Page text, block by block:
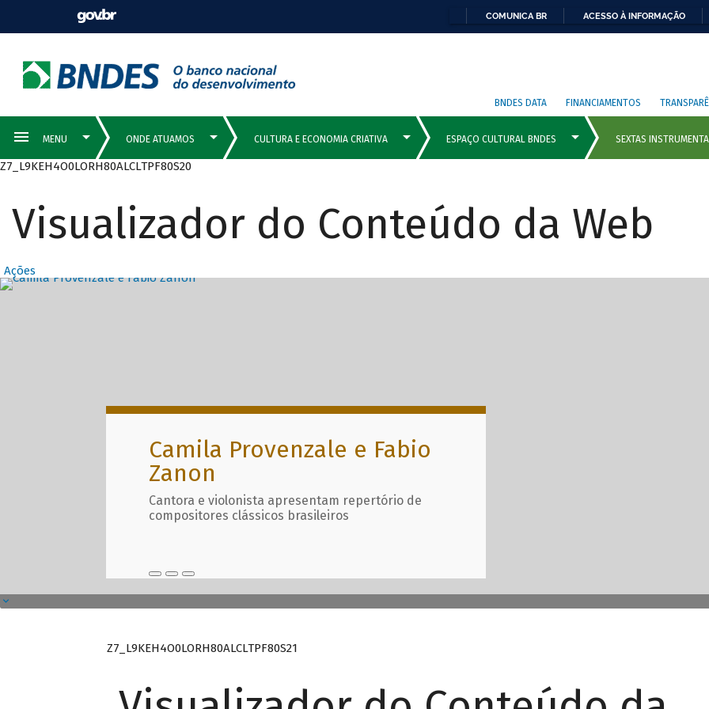
COMUNICA BR ACESSO À INFORMAÇÃO
BNDES DATA FINANCIAMENTOS
Z7_L9KEH4O0LORH80ALCLTPF80S20
Visualizador do Conteúdo da Web
Ações
Destaques Principais com
Camila Provenzale e Fabio
Zanon
Cantora e violonista apresentam repertório de
compositores clássicos brasileiros
Z7_L9KEH4O0LORH80ALCLTPF80S21